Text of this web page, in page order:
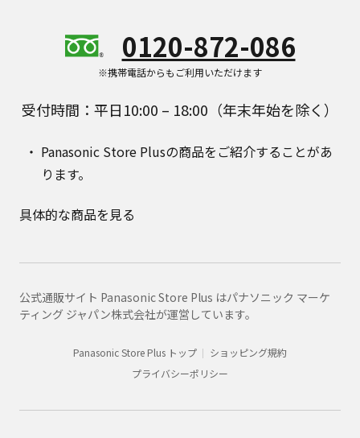
0120-872-086
※携帯電話からもご利用いただけます
受付時間：平日10:00 – 18:00（年末年始を除く）
Panasonic Store Plusの商品をご紹介することがあ
ります。
具体的な商品を見る
公式通販サイト Panasonic Store Plus はパナソニック マーケ
ティング ジャパン株式会社が運営しています。
Panasonic Store Plus トップ
ショッピング規約
プライバシーポリシー